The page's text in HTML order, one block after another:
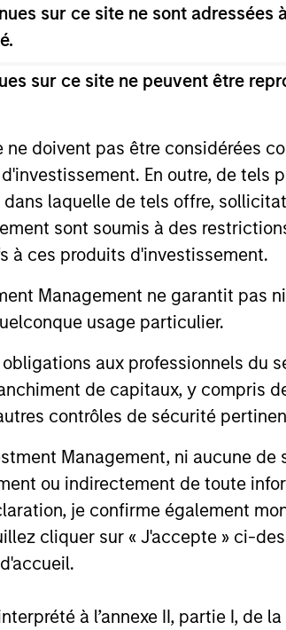
sur ce site ne sont adressées
sur ce site ne peuvent être
doivent pas être considérées
En outre, de tels
laquelle de tels offre,
sont soumis à des
à ces produits d'investissement.
Management ne garantit pas
usage particulier.
aux professionnels du
de capitaux, y compris
contrôles de sécurité
Management, ni aucune
ou indirectement de toute
je confirme également
cliquer sur « J'accepte » ci-
à l’annexe II, partie I, de
advantages and
where we believe we
toward generating returns
financial leverage or relying on
the areas of consumer
We have executed
China, Korea, Thailand, and